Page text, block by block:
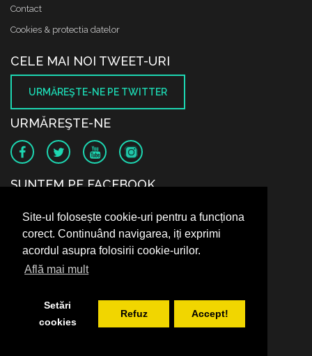
Site-ul folosește cookie-uri pentru a funcționa
corect. Continuând navigarea, iți exprimi
acordul asupra folosirii cookie-urilor.
Află mai mult
Setări
cookies
Refuz Accept!
Contact
Cookies & protectia datelor
CELE MAI NOI TWEET-URI
URMĂREŞTE-NE PE TWITTER
URMĂREŞTE-NE
SUNTEM PE FACEBOOK